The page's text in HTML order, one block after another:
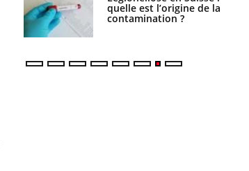
quelle est l’origine de la
contamination ?
les kinés pourront
bientôt faire